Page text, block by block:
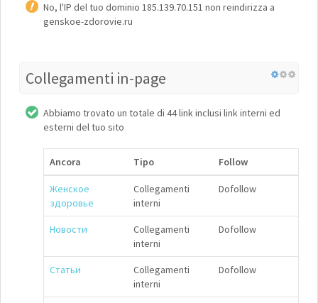
No, l'IP del tuo dominio 185.139.70.151 non reindirizza a
genskoe-zdorovie.ru
Collegamenti in-page
Abbiamo trovato un totale di 44 link inclusi link interni ed
esterni del tuo sito
Ancora Tipo Follow
Женское
здоровье
Collegamenti
interni
Dofollow
Новости
Collegamenti
interni
Dofollow
Статьи
Collegamenti
interni
Dofollow